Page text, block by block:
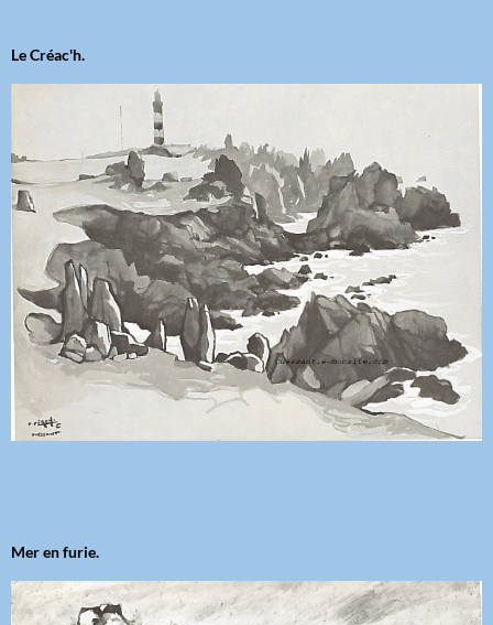
Le Créac'h.
Mer en furie.